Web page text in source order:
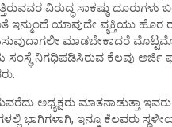
ವಿರುದ್ಧ ಸಾಕಷ್ಠು ದೂರುಗಳು
ಇನ್ಮುಂದೆ ಯಾವುದೇ ವ್ಯಕ್ತಿಯು
ಮಾಡಬೇಕಾದರೆ
ಸಂಸ್ಥೆ ನಿಗಧಿಪಡಿಸಿರುವ ಕೆಲವು ಅರ್ಜಿ
ಅಧ್ಯಕ್ಷರು ಮಾತನಾಡುತ್ತಾ
ಭಾಗಿಗಳಾಗಿ, ಇನ್ನೂ ಕೆಲವರು